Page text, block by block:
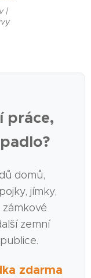
|
práce,
domů,
jímky,
zámkové
zemní
zdarma